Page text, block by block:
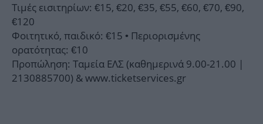
Τιμές εισιτηρίων: €15, €20, €35, €55, €60, €70, €90,
€120
Φοιτητικό, παιδικό: €15 • Περιορισμένης
ορατότητας: €10
Προπώληση: Ταμεία ΕΛΣ (καθημερινά 9.00-21.00 |
2130885700) & www.ticketservices.gr